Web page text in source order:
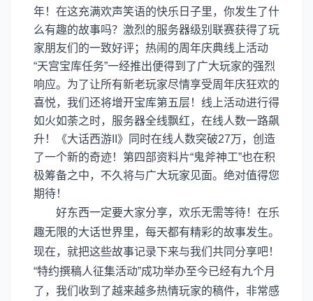
年！在这充满欢声笑语的快乐日子里，你发生了什
么有趣的故事吗？激烈的服务器级别联赛获得了玩
家朋友们的一致好评；热闹的周年庆典线上活动
“天宫宝库任务”一经推出便得到了广大玩家的强烈
响应。为了让所有新老玩家尽情享受周年庆狂欢的
喜悦，我们还将增开宝库第五层！线上活动进行得
如火如荼之时，服务器全线飘红，在线人数一路飙
升！《大话西游II》同时在线人数突破27万，创造
了一个新的奇迹！第四部资料片“鬼斧神工”也在积
极筹备之中，不久将与广大玩家见面。绝对值得您
期待！
好东西一定要大家分享，欢乐无需等待！在乐
趣无限的大话世界里，每天都有精彩的故事发生。
现在，就把这些故事记录下来与我们共同分享吧！
“特约撰稿人征集活动”成功举办至今已经有九个月
了，我们收到了越来越多热情玩家的稿件，非常感